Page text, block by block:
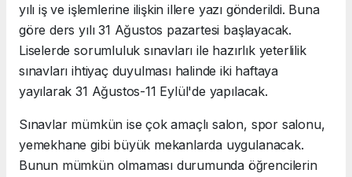
yılı iş ve işlemlerine ilişkin illere yazı gönderildi. Buna
göre ders yılı 31 Ağustos pazartesi başlayacak.
Liselerde sorumluluk sınavları ile hazırlık yeterlilik
sınavları ihtiyaç duyulması halinde iki haftaya
yayılarak 31 Ağustos-11 Eylül'de yapılacak.
Sınavlar mümkün ise çok amaçlı salon, spor salonu,
yemekhane gibi büyük mekanlarda uygulanacak.
Bunun mümkün olmaması durumunda öğrencilerin